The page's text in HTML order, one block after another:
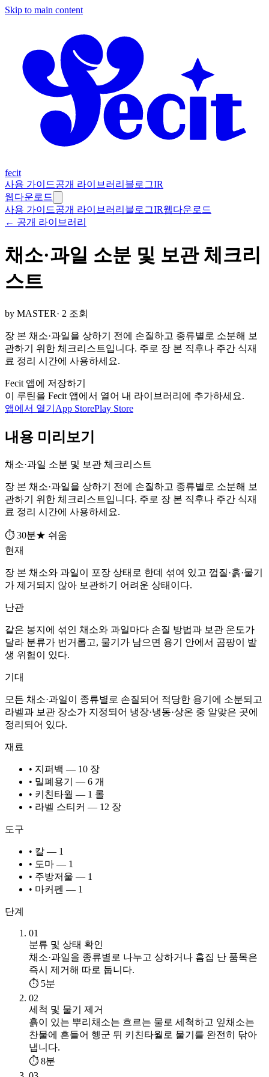
Skip to main content
fecit
사용 가이드공개 라이브러리 블로그IR
웹다운로드
사용 가이드공개 라이브러리 블로그IR웹다운로드
← 공개 라이브러리
채소·과일 소분 및 보관 체크리
스트
by MASTER· 2 조회
장 본 채소·과일을 상하기 전에 손질하고 종류별로 소분해 보
관하기 위한 체크리스트입니다. 주로 장 본 직후나 주간 식재
료 정리 시간에 사용하세요.
Fecit 앱에 저장하기
이 루틴을 Fecit 앱에서 열어 내 라이브러리에 추가하세요.
앱에서 열기 App StorePlay Store
내용 미리보기
채소·과일 소분 및 보관 체크리스트
장 본 채소·과일을 상하기 전에 손질하고 종류별로 소분해 보
관하기 위한 체크리스트입니다. 주로 장 본 직후나 주간 식재
료 정리 시간에 사용하세요.
⏱ 30분★ 쉬움
현재
장 본 채소와 과일이 포장 상태로 한데 섞여 있고 껍질·흙·물기
가 제거되지 않아 보관하기 어려운 상태이다.
난관
같은 봉지에 섞인 채소와 과일마다 손질 방법과 보관 온도가
달라 분류가 번거롭고, 물기가 남으면 용기 안에서 곰팡이 발
생 위험이 있다.
기대
모든 채소·과일이 종류별로 손질되어 적당한 용기에 소분되고
라벨과 보관 장소가 지정되어 냉장·냉동·상온 중 알맞은 곳에
정리되어 있다.
재료
• 지퍼백 — 10 장
• 밀폐용기 — 6 개
• 키친타월 — 1 롤
• 라벨 스티커 — 12 장
도구
• 칼 — 1
• 도마 — 1
• 주방저울 — 1
• 마커펜 — 1
단계
01
분류 및 상태 확인
채소·과일을 종류별로 나누고 상하거나 흠집 난 품목은
즉시 제거해 따로 둡니다.
⏱ 5분
02
세척 및 물기 제거
흙이 있는 뿌리채소는 흐르는 물로 세척하고 잎채소는
찬물에 흔들어 헹군 뒤 키친타월로 물기를 완전히 닦아
냅니다.
⏱ 8분